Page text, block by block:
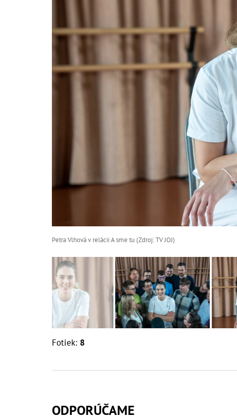
Petra Vlhová v relácii A sme tu (Zdroj: TV JOJ)
Fotiek: 8
ODPORÚČAME